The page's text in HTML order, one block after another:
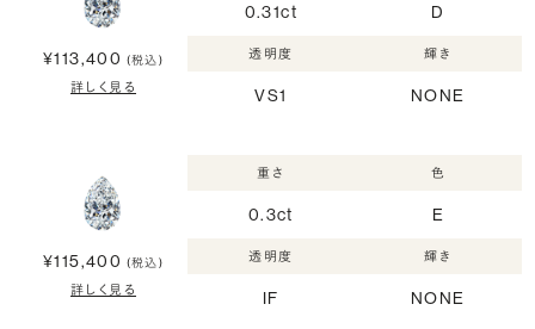
¥113,400 (税込)
詳しく見る
0.31ct D
透明度
VS1
輝き
NONE
¥115,400 (税込)
詳しく見る
重さ
0.3ct
色
E
透明度
IF
輝き
NONE